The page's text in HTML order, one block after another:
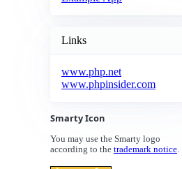
Links
www.php.net
www.phpinsider.com
Smarty Icon
You may use the Smarty logo
according to the trademark notice.